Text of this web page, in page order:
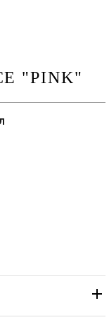
"PINK"